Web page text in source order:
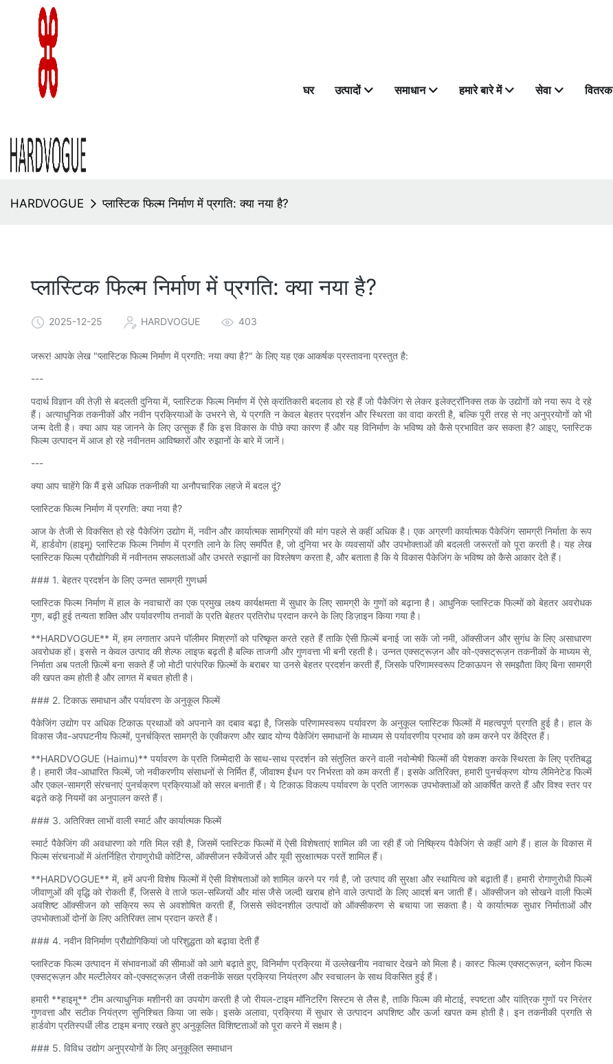
घर उत्पादों समाधान हमारे बारे में सेवा वितरक
HARDVOGUE प्लास्टिक फिल्म निर्माण में प्रगति: क्या नया है?
प्लास्टिक फिल्म निर्माण में प्रगति: क्या नया है?
2025-12-25 HARDVOGUE 403
जरूर! आपके लेख "प्लास्टिक फिल्म निर्माण में प्रगति: नया क्या है?" के लिए यह एक आकर्षक प्रस्तावना प्रस्तुत है:
---
पदार्थ विज्ञान की तेज़ी से बदलती दुनिया में, प्लास्टिक फिल्म निर्माण में ऐसे क्रांतिकारी बदलाव हो रहे हैं जो पैकेजिंग से लेकर इलेक्ट्रॉनिक्स तक के उद्योगों को नया रूप दे रहे
हैं। अत्याधुनिक तकनीकों और नवीन प्रक्रियाओं के उभरने से, ये प्रगति न केवल बेहतर प्रदर्शन और स्थिरता का वादा करती है, बल्कि पूरी तरह से नए अनुप्रयोगों को भी
जन्म देती है। क्या आप यह जानने के लिए उत्सुक हैं कि इस विकास के पीछे क्या कारण हैं और यह विनिर्माण के भविष्य को कैसे प्रभावित कर सकता है? आइए, प्लास्टिक
फिल्म उत्पादन में आज हो रहे नवीनतम आविष्कारों और रुझानों के बारे में जानें।
---
क्या आप चाहेंगे कि मैं इसे अधिक तकनीकी या अनौपचारिक लहजे में बदल दूं?
प्लास्टिक फिल्म निर्माण में प्रगति: क्या नया है?
आज के तेजी से विकसित हो रहे पैकेजिंग उद्योग में, नवीन और कार्यात्मक सामग्रियों की मांग पहले से कहीं अधिक है। एक अग्रणी कार्यात्मक पैकेजिंग सामग्री निर्माता के रूप
में, हार्डवोग (हाइमू) प्लास्टिक फिल्म निर्माण में प्रगति लाने के लिए समर्पित है, जो दुनिया भर के व्यवसायों और उपभोक्ताओं की बदलती जरूरतों को पूरा करती है। यह लेख
प्लास्टिक फिल्म प्रौद्योगिकी में नवीनतम सफलताओं और उभरते रुझानों का विश्लेषण करता है, और बताता है कि ये विकास पैकेजिंग के भविष्य को कैसे आकार देते हैं।
### 1. बेहतर प्रदर्शन के लिए उन्नत सामग्री गुणधर्म
प्लास्टिक फिल्म निर्माण में हाल के नवाचारों का एक प्रमुख लक्ष्य कार्यक्षमता में सुधार के लिए सामग्री के गुणों को बढ़ाना है। आधुनिक प्लास्टिक फिल्मों को बेहतर अवरोधक
गुण, बढ़ी हुई तन्यता शक्ति और पर्यावरणीय तनावों के प्रति बेहतर प्रतिरोध प्रदान करने के लिए डिज़ाइन किया गया है।
**HARDVOGUE** में, हम लगातार अपने पॉलीमर मिश्रणों को परिष्कृत करते रहते हैं ताकि ऐसी फ़िल्में बनाई जा सकें जो नमी, ऑक्सीजन और सुगंध के लिए असाधारण
अवरोधक हों। इससे न केवल उत्पाद की शेल्फ लाइफ बढ़ती है बल्कि ताजगी और गुणवत्ता भी बनी रहती है। उन्नत एक्सट्रूज़न और को-एक्सट्रूज़न तकनीकों के माध्यम से,
निर्माता अब पतली फ़िल्में बना सकते हैं जो मोटी पारंपरिक फ़िल्मों के बराबर या उनसे बेहतर प्रदर्शन करती हैं, जिसके परिणामस्वरूप टिकाऊपन से समझौता किए बिना सामग्री
की खपत कम होती है और लागत में बचत होती है।
### 2. टिकाऊ समाधान और पर्यावरण के अनुकूल फिल्में
पैकेजिंग उद्योग पर अधिक टिकाऊ प्रथाओं को अपनाने का दबाव बढ़ा है, जिसके परिणामस्वरूप पर्यावरण के अनुकूल प्लास्टिक फिल्मों में महत्वपूर्ण प्रगति हुई है। हाल के
विकास जैव-अपघटनीय फिल्मों, पुनर्चक्रित सामग्री के एकीकरण और खाद योग्य पैकेजिंग समाधानों के माध्यम से पर्यावरणीय प्रभाव को कम करने पर केंद्रित हैं।
**HARDVOGUE (Haimu)** पर्यावरण के प्रति जिम्मेदारी के साथ-साथ प्रदर्शन को संतुलित करने वाली नवोन्मेषी फिल्मों की पेशकश करके स्थिरता के लिए प्रतिबद्ध
है। हमारी जैव-आधारित फिल्में, जो नवीकरणीय संसाधनों से निर्मित हैं, जीवाश्म ईंधन पर निर्भरता को कम करती हैं। इसके अतिरिक्त, हमारी पुनर्चक्रण योग्य लैमिनेटेड फिल्में
और एकल-सामग्री संरचनाएं पुनर्चक्रण प्रक्रियाओं को सरल बनाती हैं। ये टिकाऊ विकल्प पर्यावरण के प्रति जागरूक उपभोक्ताओं को आकर्षित करते हैं और विश्व स्तर पर
बढ़ते कड़े नियमों का अनुपालन करते हैं।
### 3. अतिरिक्त लाभों वाली स्मार्ट और कार्यात्मक फिल्में
स्मार्ट पैकेजिंग की अवधारणा को गति मिल रही है, जिसमें प्लास्टिक फिल्मों में ऐसी विशेषताएं शामिल की जा रही हैं जो निष्क्रिय पैकेजिंग से कहीं आगे हैं। हाल के विकास में
फिल्म संरचनाओं में अंतर्निहित रोगाणुरोधी कोटिंग्स, ऑक्सीजन स्कैवेंजर्स और यूवी सुरक्षात्मक परतें शामिल हैं।
**HARDVOGUE** में, हमें अपनी विशेष फिल्मों में ऐसी विशेषताओं को शामिल करने पर गर्व है, जो उत्पाद की सुरक्षा और स्थायित्व को बढ़ाती हैं। हमारी रोगाणुरोधी फिल्में
जीवाणुओं की वृद्धि को रोकती हैं, जिससे वे ताजे फल-सब्जियों और मांस जैसे जल्दी खराब होने वाले उत्पादों के लिए आदर्श बन जाती हैं। ऑक्सीजन को सोखने वाली फिल्में
अवशिष्ट ऑक्सीजन को सक्रिय रूप से अवशोषित करती हैं, जिससे संवेदनशील उत्पादों को ऑक्सीकरण से बचाया जा सकता है। ये कार्यात्मक सुधार निर्माताओं और
उपभोक्ताओं दोनों के लिए अतिरिक्त लाभ प्रदान करते हैं।
### 4. नवीन विनिर्माण प्रौद्योगिकियां जो परिशुद्धता को बढ़ावा देती हैं
प्लास्टिक फिल्म उत्पादन में संभावनाओं की सीमाओं को आगे बढ़ाते हुए, विनिर्माण प्रक्रिया में उल्लेखनीय नवाचार देखने को मिला है। कास्ट फिल्म एक्सट्रूज़न, ब्लोन फिल्म
एक्सट्रूज़न और मल्टीलेयर को-एक्सट्रूज़न जैसी तकनीकें सख्त प्रक्रिया नियंत्रण और स्वचालन के साथ विकसित हुई हैं।
हमारी **हाइमू** टीम अत्याधुनिक मशीनरी का उपयोग करती है जो रीयल-टाइम मॉनिटरिंग सिस्टम से लैस है, ताकि फिल्म की मोटाई, स्पष्टता और यांत्रिक गुणों पर निरंतर
गुणवत्ता और सटीक नियंत्रण सुनिश्चित किया जा सके। इसके अलावा, प्रक्रिया में सुधार से उत्पादन अपशिष्ट और ऊर्जा खपत कम होती है। इन तकनीकी प्रगति से
हार्डवोग प्रतिस्पर्धी लीड टाइम बनाए रखते हुए अनुकूलित विशिष्टताओं को पूरा करने में सक्षम है।
### 5. विविध उद्योग अनुप्रयोगों के लिए अनुकूलित समाधान